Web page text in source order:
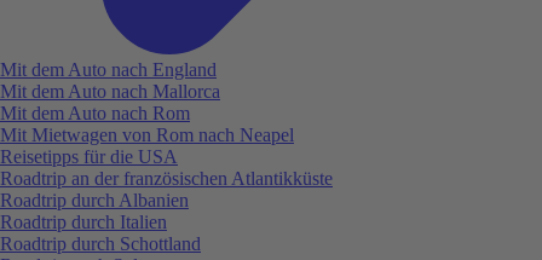
Mit dem Auto nach England
Mit dem Auto nach Mallorca
Mit dem Auto nach Rom
Mit Mietwagen von Rom nach Neapel
Reisetipps für die USA
Roadtrip an der französischen Atlantikküste
Roadtrip durch Albanien
Roadtrip durch Italien
Roadtrip durch Schottland